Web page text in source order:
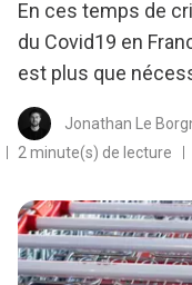
En ces temps de
du Covid19 en
est plus que
Jonathan Le
2 minute(s) de lecture